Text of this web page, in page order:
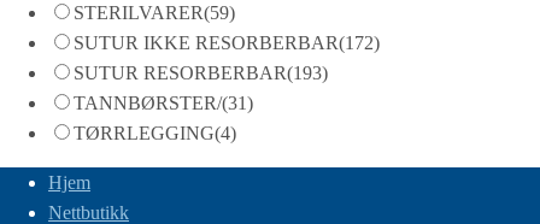
STERILVARER(59)
SUTUR IKKE RESORBERBAR(172)
SUTUR RESORBERBAR(193)
TANNBØRSTER/(31)
TØRRLEGGING(4)
Hjem
Nettbutikk